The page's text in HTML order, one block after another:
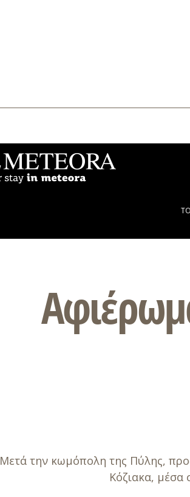
Μετά την κωμόπολη της Πύλης,
Κόζιακα, μέσα